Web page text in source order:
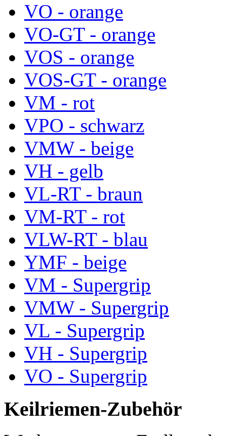
VO - orange
VO-GT - orange
VOS - orange
VOS-GT - orange
VM - rot
VPO - schwarz
VMW - beige
VH - gelb
VL-RT - braun
VM-RT - rot
VLW-RT - blau
YMF - beige
VM - Supergrip
VMW - Supergrip
VL - Supergrip
VH - Supergrip
VO - Supergrip
Keilriemen-Zubehör